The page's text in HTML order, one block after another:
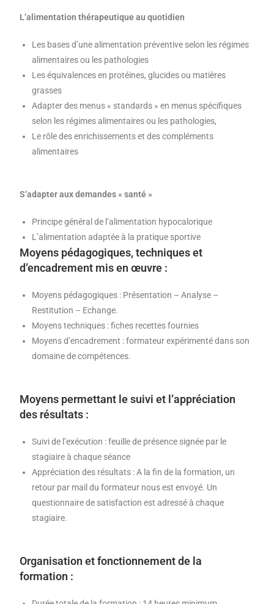
L’alimentation thérapeutique au quotidien
Les bases d’une alimentation préventive selon les régimes
alimentaires ou les pathologies
Les équivalences en protéines, glucides ou matières
grasses
Adapter des menus « standards » en menus spécifiques
selon les régimes alimentaires ou les pathologies,
Le rôle des enrichissements et des compléments
alimentaires
S’adapter aux demandes « santé »
Principe général de l’alimentation hypocalorique
L’alimentation adaptée à la pratique sportive
Moyens pédagogiques, techniques et
d’encadrement mis en œuvre :
Moyens pédagogiques : Présentation – Analyse –
Restitution – Echange.
Moyens techniques : fiches recettes fournies
Moyens d’encadrement : formateur expérimenté dans son
domaine de compétences.
Moyens permettant le suivi et l’appréciation
des résultats :
Suivi de l’exécution : feuille de présence signée par le
stagiaire à chaque séance
Appréciation des résultats : A la fin de la formation, un
retour par mail du formateur nous est envoyé. Un
questionnaire de satisfaction est adressé à chaque
stagiaire.
Organisation et fonctionnement de la
formation :